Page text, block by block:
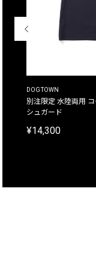
DOGTOWN
別注限定 水陸両用
シュガード
¥14,300